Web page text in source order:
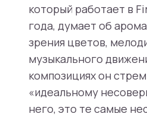
который работает в
года, думает об
зрения цветов,
музыкального
композициях он
«идеальному
него, это те самые